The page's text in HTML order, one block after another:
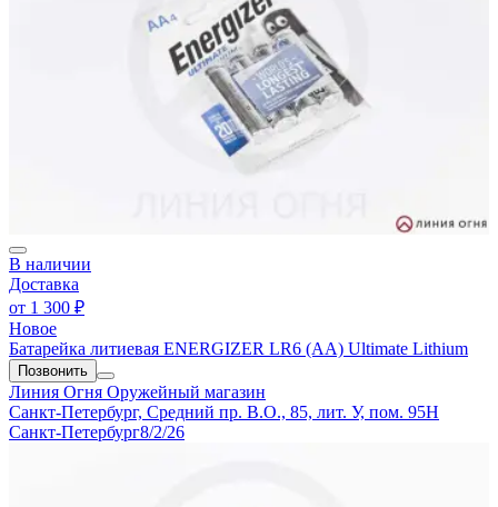
В наличии
Доставка
от 1 300 ₽
Новое
Батарейка литиевая ENERGIZER LR6 (AA) Ultimate Lithium
Позвонить
Линия Огня Оружейный магазин
Санкт-Петербург, Средний пр. В.О., 85, лит. У, пом. 95Н
Санкт-Петербург8/2/26